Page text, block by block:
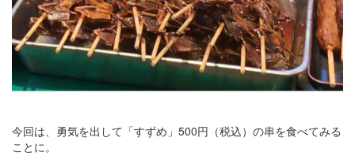
今回は、勇気を出して「すずめ」500円（税込）の串を食べてみる
ことに。